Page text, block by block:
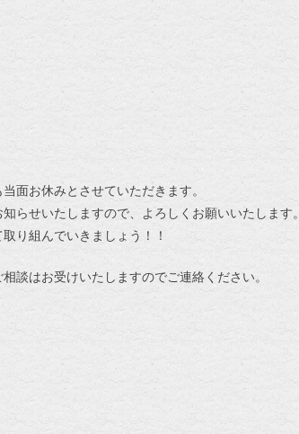
面お休みとさせていただきます。
らせいたしますので、よろしくお願いいたします。
り組んでいきましょう！！
談はお受けいたしますのでご連絡ください。